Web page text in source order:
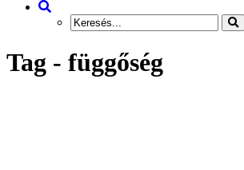
Tag - függőség